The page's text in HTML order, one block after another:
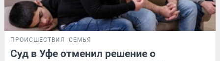
ПРОИСШЕСТВИЯ СЕМЬЯ
Суд в Уфе отменил решение о